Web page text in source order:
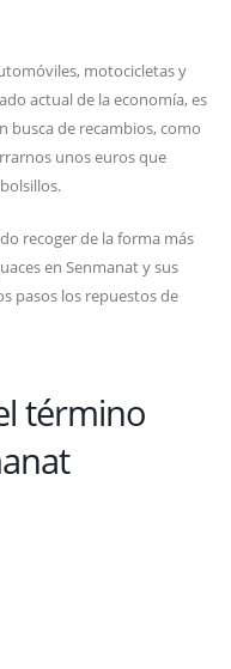
motocicletas y
actual de la economía, es
busca de recambios, como
unos euros que
recoger de la forma más
en Senmanat y sus
pasos los repuestos de
término